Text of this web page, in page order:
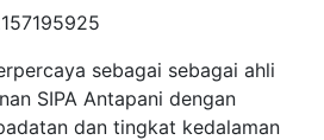
sebagai sebagai ahli
SIPA Antapani dengan
dan tingkat kedalaman